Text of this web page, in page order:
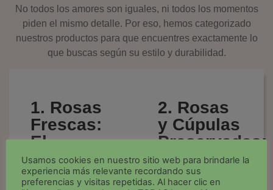
No todos los amores son iguales, ni todos los momentos
piden el mismo detalle. Por eso, hemos categorizado
nuestros productos para que encuentres exactamente lo
que buscas según su estilo y durabilidad.
1. Rosas
Frescas:
El
símbolo
eterno de
2. Rosas
y Cúpulas
Preservadas:
Un amor
que no se
Usamos cookies en nuestro sitio web para brindarle la
experiencia más relevante recordando sus
preferencias y visitas repetidas. Al hacer clic en